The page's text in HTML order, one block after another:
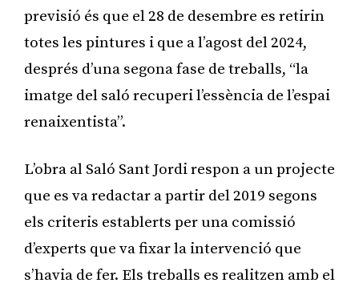
previsió és que el 28 de desembre es retirin
totes les pintures i que a l’agost del 2024,
després d’una segona fase de treballs, “la
imatge del saló recuperi l’essència de l’espai
renaixentista”.
L’obra al Saló Sant Jordi respon a un projecte
que es va redactar a partir del 2019 segons
els criteris establerts per una comissió
d’experts que va fixar la intervenció que
s’havia de fer. Els treballs es realitzen amb el